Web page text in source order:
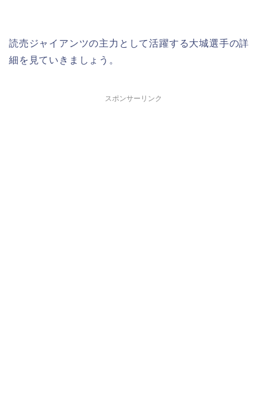
読売ジャイアンツの主力として活躍する大城選手の詳
細を見ていきましょう。
スポンサーリンク